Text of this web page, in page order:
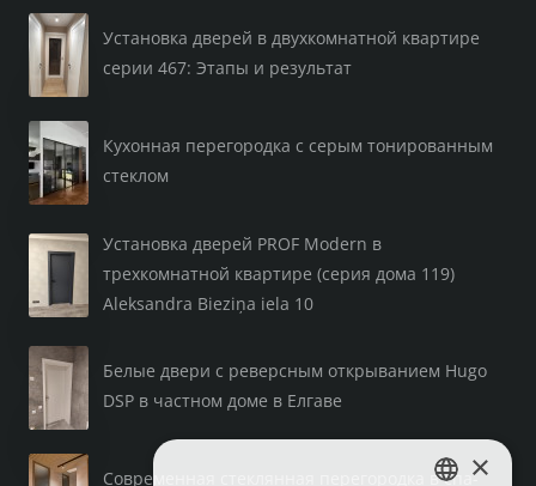
Установка дверей в двухкомнатной квартире
серии 467: Этапы и результат
Кухонная перегородка с серым тонированным
стеклом
Установка дверей PROF Modern в
трехкомнатной квартире (серия дома 119)
Aleksandra Bieziņa iela 10
Белые двери с реверсным открыванием Hugo
DSP в частном доме в Елгаве
Современная стеклянная перегородка в спа-×